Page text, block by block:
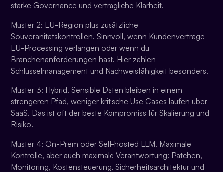
starke Governance und vertragliche Klarheit.
Muster 2: EU-Region plus zusätzliche
Souveränitätskontrollen. Sinnvoll, wenn Kundenverträge
EU-Processing verlangen oder wenn du
Branchenanforderungen hast. Hier zählen
Schlüsselmanagement und Nachweisfähigkeit besonders.
Muster 3: Hybrid. Sensible Daten bleiben in einem
strengeren Pfad, weniger kritische Use Cases laufen über
SaaS. Das ist oft der beste Kompromiss für Skalierung und
Risiko.
Muster 4: On-Prem oder Self-hosted LLM. Maximale
Kontrolle, aber auch maximale Verantwortung: Patchen,
Monitoring, Kostensteuerung, Sicherheitsarchitektur und